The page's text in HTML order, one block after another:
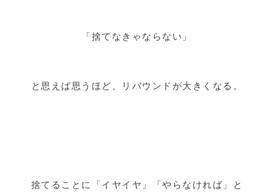
「捨てなきゃならない」
と思えば思うほど、リバウンドが大きくなる。
捨てることに「イヤイヤ」「やらなければ」と